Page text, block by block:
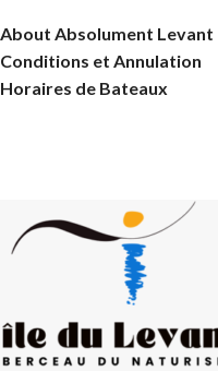
About Absolument Levant
Conditions et Annulation
Horaires de Bateaux